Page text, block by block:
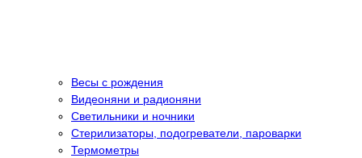
Весы с рождения
Видеоняни и радионяни
Светильники и ночники
Стерилизаторы, подогреватели, пароварки
Термометры